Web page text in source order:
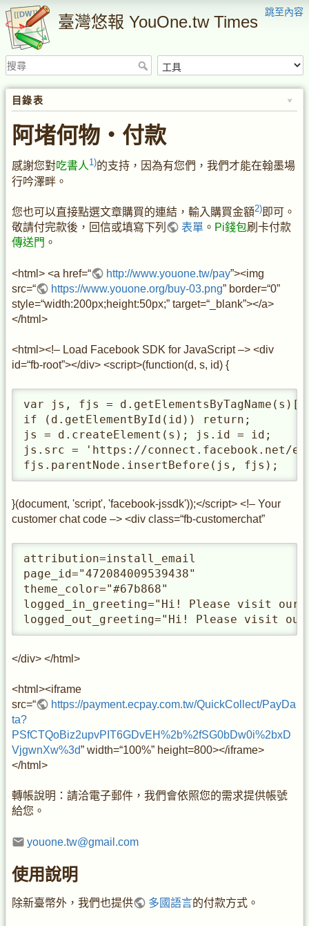
跳至內容
臺灣悠報 YouOne.tw Times
目錄表
阿堵何物・付款
感謝您對吃書人1)的支持，因為有您們，我們才能在翰墨場
行吟澤畔。
您也可以直接點選文章購買的連結，輸入購買金額2)即可。
敬請付完款後，回信或填寫下列
表單 。 Pi錢包刷卡付款
傳送門 。
<html> <a href=“ http://www.youone.tw/pay”><img
src=“
https://www.youone.org/buy-03.png” border=“0”
style=“width:200px;height:50px;” target=“_blank”></a>
</html>
<html><!– Load Facebook SDK for JavaScript –> <div
id=“fb-root”></div> <script>(function(d, s, id) {
var js, fjs =
if (d.getElementById(id)) return;
js = d.createElement(s); js.id = id;
js.src = 'https://connect.facebook.net/
fjs.parentNode.insertBefore(js, fjs);
}(document, 'script', 'facebook-jssdk'));</script> <!– Your
customer chat code –> <div class=“fb-customerchat”
attribution=install_email
page_id="472084009539438"
theme_color="#67b868"
logged_in_greeting="Hi! Please visit our
logged_out_greeting="Hi! Please visit
</div> </html>
<html><iframe
src=“
https://payment.ecpay.com.tw/QuickCollect/PayDa
ta?
PSfCTQoBiz2upvPIT6GDvEH%2b%2fSG0bDw0i%2bxD
VjgwnXw%3d” width=“100%” height=800></iframe>
</html>
轉帳說明：請洽電子郵件，我們會依照您的需求提供帳號
給您。
youone.tw@gmail.com
使用說明
除新臺幣外，我們也提供 多國語言的付款方式。